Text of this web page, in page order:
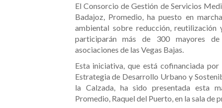
El Consorcio de Gestión de Servicios
Badajoz, Promedio, ha puesto en
ambiental sobre reducción,
participarán más de 300 mayores
asociaciones de las Vegas Bajas.
Esta iniciativa, que está cofinanciada
Estrategia de Desarrollo Urbano y
la Calzada, ha sido presentada esta
Promedio, Raquel del Puerto, en la sala de